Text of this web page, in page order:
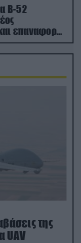
Β-52
επαναφορά
της
UAV